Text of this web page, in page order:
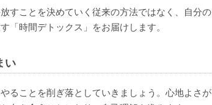
すことを決めていく従来の方法ではなく、自分の
「時間デトックス」をお届けします。
い
ることを削ぎ落としていきましょう。心地よさが